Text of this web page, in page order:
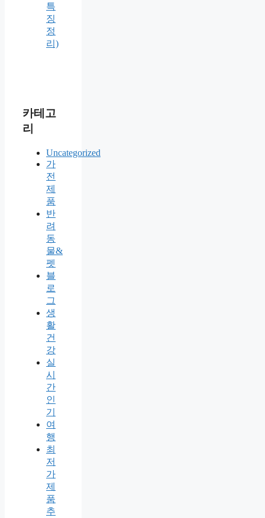
특
징
정
리)
카테고
리
Uncategorized
가
전
제
품
반
려
동
물&
펫
블
로
그
생
활
건
강
실
시
간
인
기
여
행
최
저
가
제
품
추